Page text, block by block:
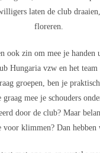
laten de club
floreren.
ook zin om mee je handen
Hungaria vzw en het team
groepen, ben je
graag mee je schouders
door de club? Maar
voor klimmen? Dan hebben